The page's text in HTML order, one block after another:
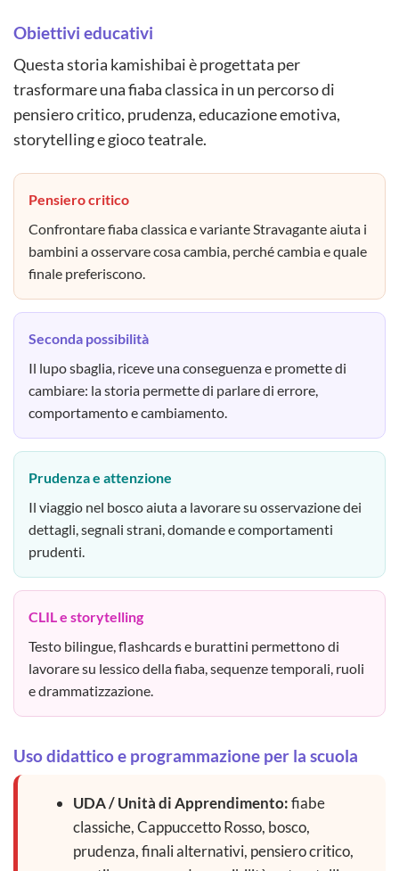
Obiettivi educativi
Questa storia kamishibai è progettata per
trasformare una fiaba classica in un percorso di
pensiero critico, prudenza, educazione emotiva,
storytelling e gioco teatrale.
Pensiero critico
Confrontare fiaba classica e variante Stravagante aiuta i
bambini a osservare cosa cambia, perché cambia e quale
finale preferiscono.
Seconda possibilità
Il lupo sbaglia, riceve una conseguenza e promette di
cambiare: la storia permette di parlare di errore,
comportamento e cambiamento.
Prudenza e attenzione
Il viaggio nel bosco aiuta a lavorare su osservazione dei
dettagli, segnali strani, domande e comportamenti
prudenti.
CLIL e storytelling
Testo bilingue, flashcards e burattini permettono di
lavorare su lessico della fiaba, sequenze temporali, ruoli
e drammatizzazione.
Uso didattico e programmazione per la scuola
UDA / Unità di Apprendimento:fiabe
classiche, Cappuccetto Rosso, bosco,
prudenza, finali alternativi, pensiero critico,